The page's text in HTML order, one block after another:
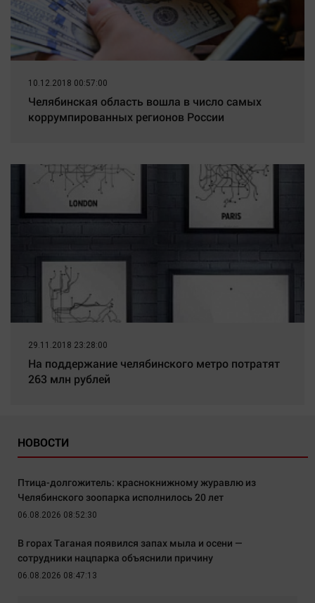
10.12.2018 00:57:00
Челябинская область вошла в число самых
коррумпированных регионов России
29.11.2018 23:28:00
На поддержание челябинского метро потратят
263 млн рублей
НОВОСТИ
Птица-долгожитель: краснокнижному журавлю из
Челябинского зоопарка исполнилось 20 лет
06.08.2026 08:52:30
В горах Таганая появился запах мыла и осени —
сотрудники нацпарка объяснили причину
06.08.2026 08:47:13